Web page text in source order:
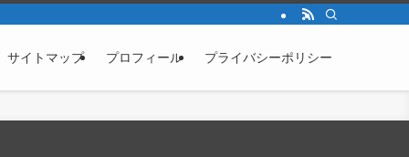
サイトマップ プロフィール プライバシーポリシー